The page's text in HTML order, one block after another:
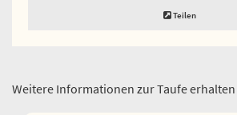
Teilen
Weitere Informationen zur Taufe erhalten